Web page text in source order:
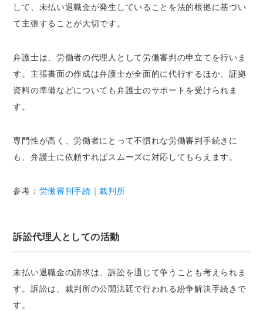
して、未払い退職金が発生していることを法的根拠に基づい
て主張することが大切です。
弁護士は、労働者の代理人として労働審判の申立てを行いま
す。主張書面の作成は弁護士が全面的に代行するほか、証拠
資料の準備などについても弁護士のサポートを受けられま
す。
専門性が高く、労働者にとって不慣れな労働審判手続きに
も、弁護士に依頼すればスムーズに対応してもらえます。
参考： 労働審判手続｜裁判所
訴訟代理人としての活動
未払い退職金の請求は、訴訟を通じて争うことも考えられま
す。訴訟は、裁判所の公開法廷で行われる紛争解決手続きで
す。